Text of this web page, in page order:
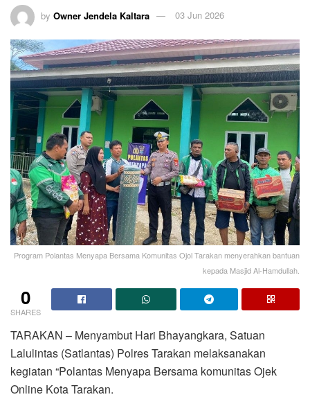
by Owner Jendela Kaltara 03 Jun 2026
Program Polantas Menyapa Bersama Komunitas Ojol Tarakan menyerahkan bantuan
kepada Masjid Al-Hamdullah.
0
SHARES
TARAKAN – Menyambut Hari Bhayangkara, Satuan
Lalulintas (Satlantas) Polres Tarakan melaksanakan
kegiatan “Polantas Menyapa Bersama komunitas Ojek
Online Kota Tarakan.